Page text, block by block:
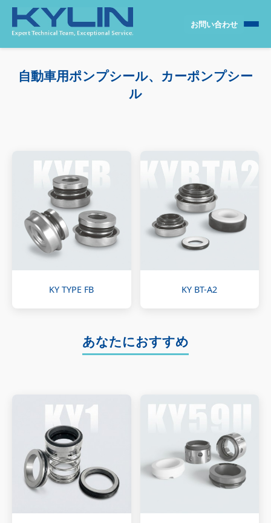
お問い合わせ
自動車用ポンプシール、カーポンプシー
ル
KY TYPE FB KY BT-A2
あなたにおすすめ